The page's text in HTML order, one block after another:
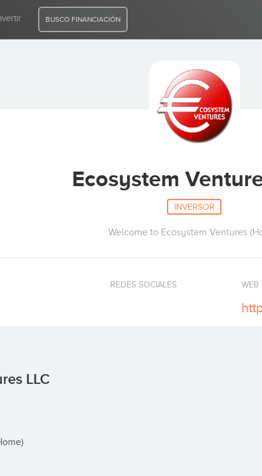
BUSCO FINANCIACIÓN
Ecosystem
INVERSOR
Welcome to Ecosystem Ventures
REDES SOCIALES WEB
LLC